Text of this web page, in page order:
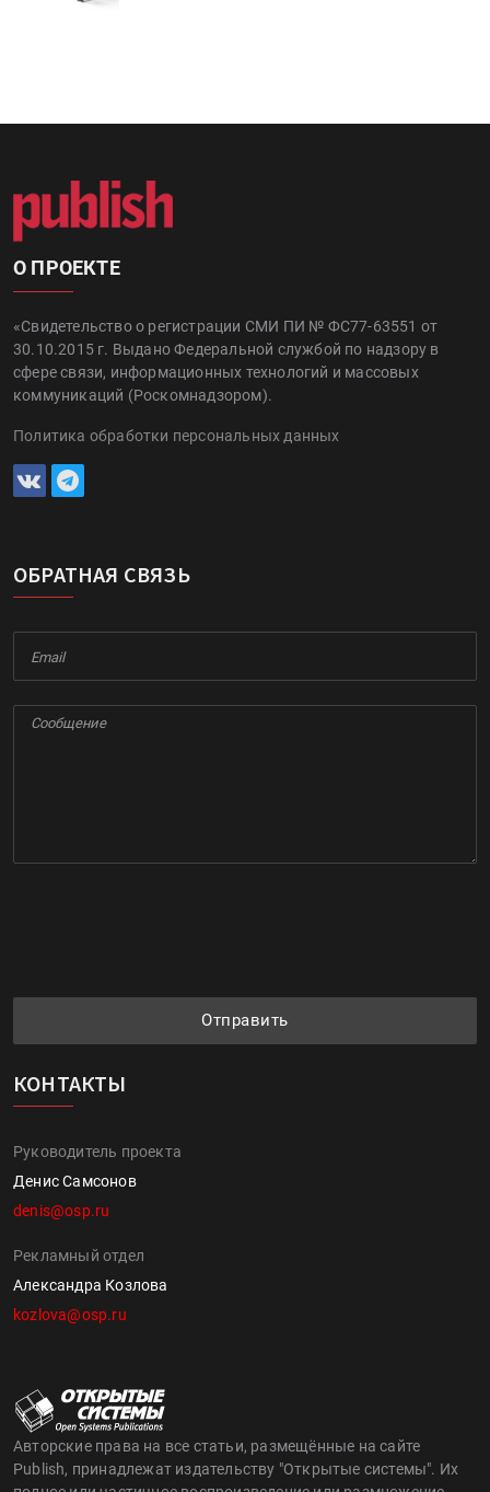
О ПРОЕКТЕ
«Свидетельство о регистрации СМИ ПИ № ФС77-63551 от
30.10.2015 г. Выдано Федеральной службой по надзору в
сфере связи, информационных технологий и массовых
коммуникаций (Роскомнадзором).
Политика обработки персональных данных
ОБРАТНАЯ СВЯЗЬ
Отправить
КОНТАКТЫ
Руководитель проекта
Денис Самсонов
denis@osp.ru
Рекламный отдел
Александра Козлова
kozlova@osp.ru
Авторские права на все статьи, размещённые на сайте
Publish, принадлежат издательству "Открытые системы". Их